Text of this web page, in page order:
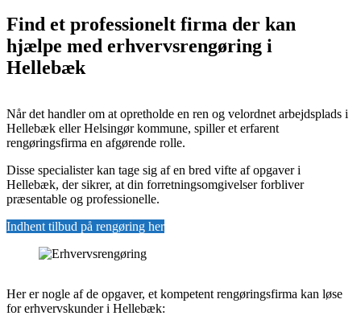
Find et professionelt firma der kan
hjælpe med erhvervsrengøring i
Hellebæk
Når det handler om at opretholde en ren og velordnet arbejdsplads i
Hellebæk eller Helsingør kommune, spiller et erfarent
rengøringsfirma en afgørende rolle.
Disse specialister kan tage sig af en bred vifte af opgaver i
Hellebæk, der sikrer, at din forretningsomgivelser forbliver
præsentable og professionelle.
Indhent tilbud på rengøring her
Her er nogle af de opgaver, et kompetent rengøringsfirma kan løse
for erhvervskunder i Hellebæk: